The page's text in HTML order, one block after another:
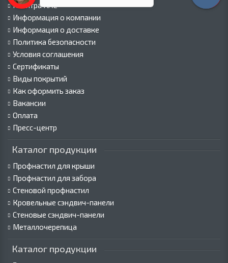
Палитра RAL
Информация о компании
Информация о доставке
Политика безопасности
Условия соглашения
Сертификаты
Виды покрытий
Как оформить заказ
Вакансии
Оплата
Пресс-центр
Каталог продукции
Профнастил для крыши
Профнастил для забора
Стеновой профнастил
Кровельные сэндвич-панели
Стеновые сэндвич-панели
Металлочерепица
Каталог продукции